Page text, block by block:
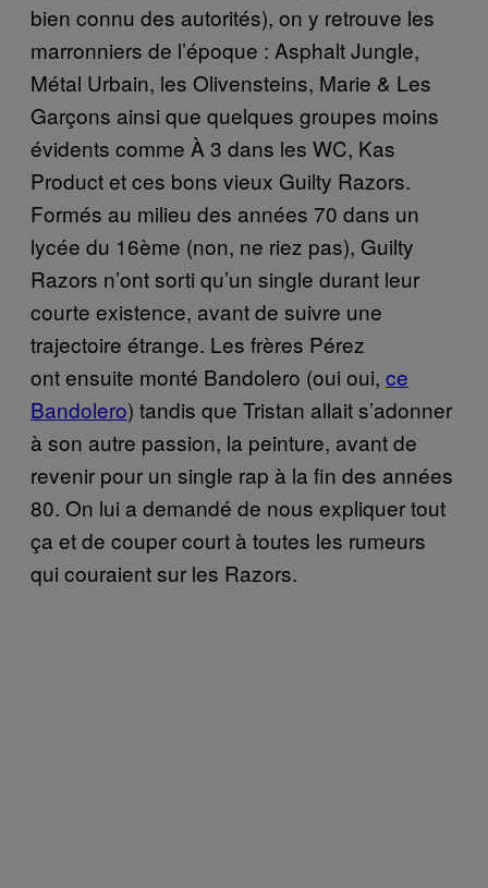
bien connu des autorités), on y retrouve les
marronniers de l’époque : Asphalt Jungle,
Métal Urbain, les Olivensteins, Marie & Les
Garçons ainsi que quelques groupes moins
évidents comme À 3 dans les WC, Kas
Product et ces bons vieux Guilty Razors.
Formés au milieu des années 70 dans un
lycée du 16ème (non, ne riez pas), Guilty
Razors n’ont sorti qu’un single durant leur
courte existence, avant de suivre une
trajectoire étrange. Les frères Pérez
ont ensuite monté Bandolero (oui oui, ce
Bandolero) tandis que Tristan allait s’adonner
à son autre passion, la peinture, avant de
revenir pour un single rap à la fin des années
80. On lui a demandé de nous expliquer tout
ça et de couper court à toutes les rumeurs
qui couraient sur les Razors.